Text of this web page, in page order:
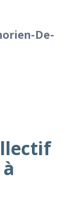
De-